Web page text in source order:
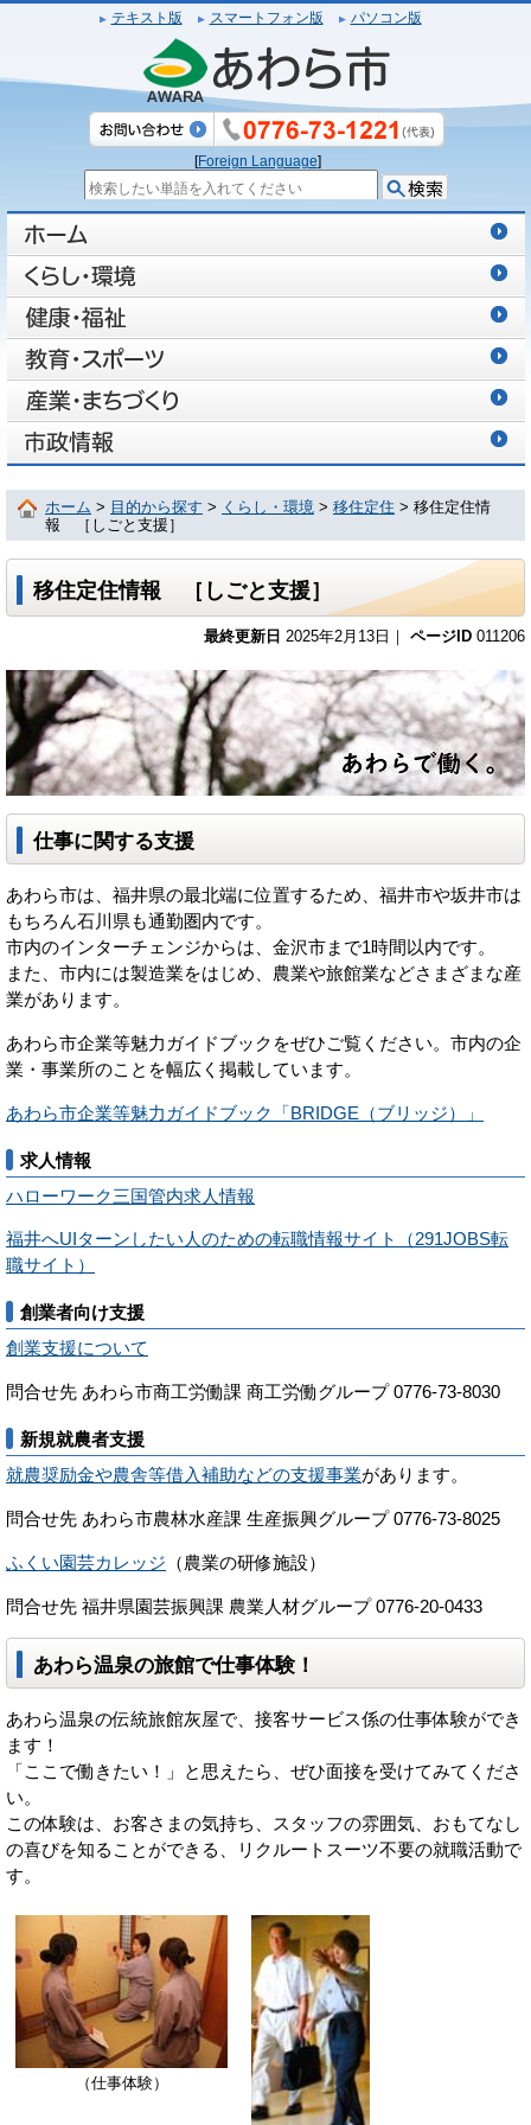
テキスト版 スマートフォン版 パソコン版
[Foreign Language]
ホーム > 目的から探す > くらし・環境 > 移住定住 > 移住定住情
報 ［しごと支援］
移住定住情報 ［しごと支援］
最終更新日 2025年2月13日｜ ページID 011206
仕事に関する支援
あわら市は、福井県の最北端に位置するため、福井市や坂井市は
もちろん石川県も通勤圏内です。
市内のインターチェンジからは、金沢市まで1時間以内です。
また、市内には製造業をはじめ、農業や旅館業などさまざまな産
業があります。
あわら市企業等魅力ガイドブックをぜひご覧ください。市内の企
業・事業所のことを幅広く掲載しています。
あわら市企業等魅力ガイドブック「BRIDGE（ブリッジ）」
求人情報
ハローワーク三国管内求人情報
福井へUIターンしたい人のための転職情報サイト（291JOBS転
職サイト）
創業者向け支援
創業支援について
問合せ先 あわら市商工労働課 商工労働グループ 0776-73-8030
新規就農者支援
就農奨励金や農舎等借入補助などの支援事業があります。
問合せ先 あわら市農林水産課 生産振興グループ 0776-73-8025
ふくい園芸カレッジ （農業の研修施設）
問合せ先 福井県園芸振興課 農業人材グループ 0776-20-0433
あわら温泉の旅館で仕事体験！
あわら温泉の伝統旅館灰屋で、接客サービス係の仕事体験ができ
ます！
「ここで働きたい！」と思えたら、ぜひ面接を受けてみてくださ
い。
この体験は、お客さまの気持ち、スタッフの雰囲気、おもてなし
の喜びを知ることができる、リクルートスーツ不要の就職活動で
す。
（仕事体験）